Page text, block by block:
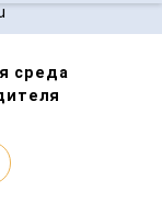
среда